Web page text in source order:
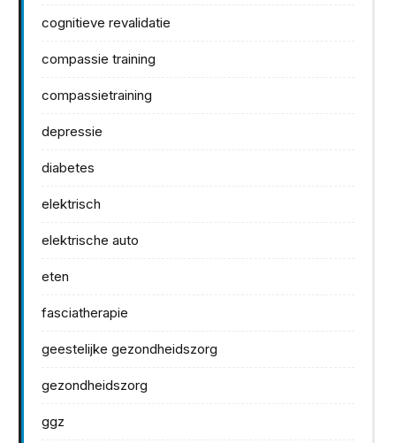
cognitieve revalidatie
compassie training
compassietraining
depressie
diabetes
elektrisch
elektrische auto
eten
fasciatherapie
geestelijke gezondheidszorg
gezondheidszorg
ggz